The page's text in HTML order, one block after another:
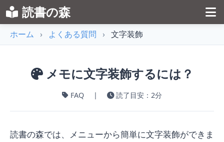
読書の森
ホーム › よくある質問 › 文字装飾
メモに文字装飾するには？
FAQ | 読了目安：2分
読書の森では、メニューから簡単に文字装飾ができま